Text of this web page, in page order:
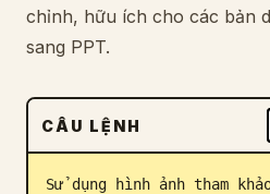
Giá cả
Blog
chỉnh, hữu ích cho các bản
sang PPT.
CÂU LỆNH
Sử dụng hình ảnh tham